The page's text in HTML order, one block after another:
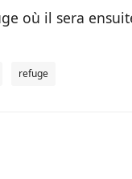
où il sera
refuge